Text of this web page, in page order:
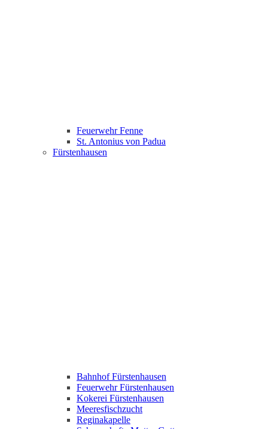
Feuerwehr Fenne
St. Antonius von Padua
Fürstenhausen
Bahnhof Fürstenhausen
Feuerwehr Fürstenhausen
Kokerei Fürstenhausen
Meeresfischzucht
Reginakapelle